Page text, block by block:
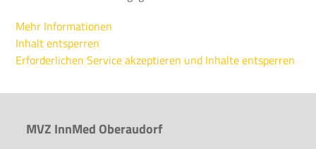
Mehr Informationen
Inhalt entsperren
Erforderlichen Service akzeptieren und Inhalte entsperren
MVZ InnMed Oberaudorf